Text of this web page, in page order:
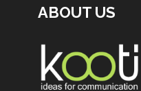
ABOUT US